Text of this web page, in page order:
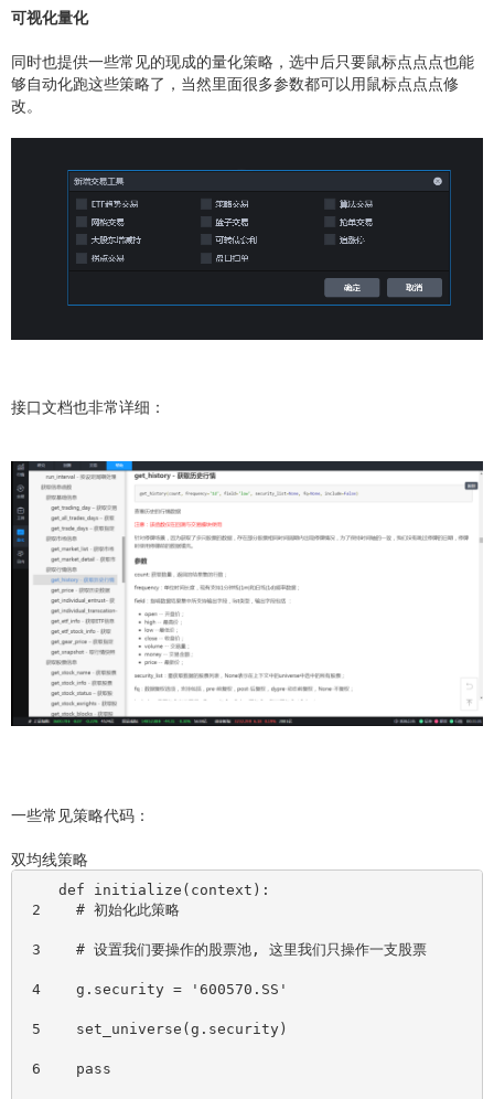
可视化量化
同时也提供一些常见的现成的量化策略，选中后只要鼠标点点点也能
够自动化跑这些策略了，当然里面很多参数都可以用鼠标点点点修
改。
接口文档也非常详细：
一些常见策略代码：
双均线策略
    def initialize(context):
2    # 初始化此策略
3    # 设置我们要操作的股票池, 这里我们只操作一支股票
4    g.security = '600570.SS'
5    set_universe(g.security)
6    pass